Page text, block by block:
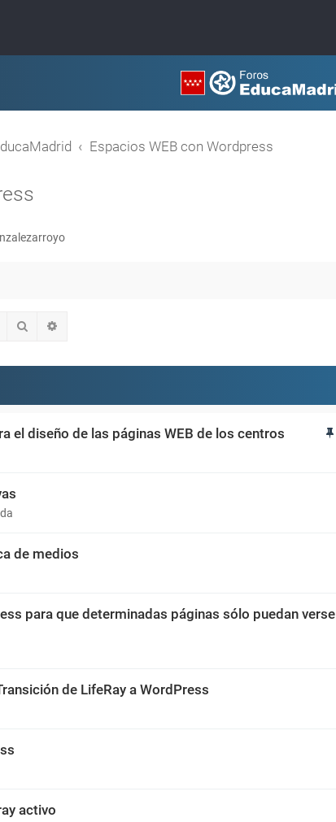
Espacios WEB con Wordpress
Buscar
el diseño de las páginas WEB de los centros
de medios
para que determinadas páginas sólo puedan verse
de LifeRay a WordPress
activo